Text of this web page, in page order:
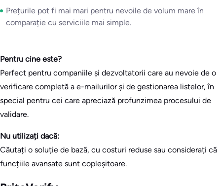
Prețurile pot fi mai mari pentru nevoile de volum mare în
comparație cu serviciile mai simple.
Pentru cine este?
Perfect pentru companiile și dezvoltatorii care au nevoie de o
verificare completă a e-mailurilor și de gestionarea listelor, în
special pentru cei care apreciază profunzimea procesului de
validare.
Nu utilizați dacă:
Căutați o soluție de bază, cu costuri reduse sau considerați că
funcțiile avansate sunt copleșitoare.